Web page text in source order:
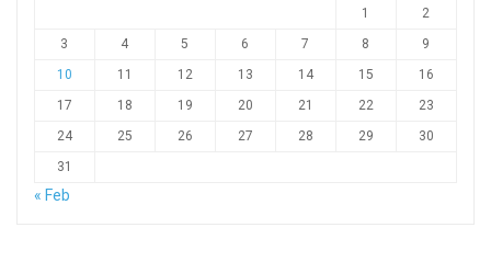
1
2
3
4 5 6 7 8
9
10
11 12 13 14 15
16
17
18 19 20 21 22
23
24
25 26 27 28 29
30
31
« Feb